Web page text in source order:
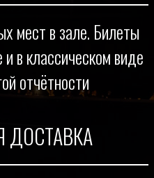
мест в зале. Билеты
в классическом виде
отчётности
ДОСТАВКА